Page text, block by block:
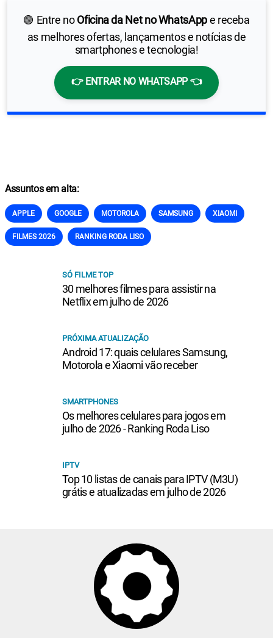
🟢 Entre noOficina da Net no WhatsAppe receba
as melhores ofertas, lançamentos e notícias de
smartphones e tecnologia!
👉 ENTRAR NO WHATSAPP 👈
Assuntos em alta:
APPLE GOOGLE MOTOROLA SAMSUNG XIAOMI
FILMES 2026 RANKING RODA LISO
SÓ FILME TOP
30 melhores filmes para assistir na
Netflix em julho de 2026
PRÓXIMA ATUALIZAÇÃO
Android 17: quais celulares Samsung,
Motorola e Xiaomi vão receber
SMARTPHONES
Os melhores celulares para jogos em
julho de 2026 - Ranking Roda Liso
IPTV
Top 10 listas de canais para IPTV (M3U)
grátis e atualizadas em julho de 2026